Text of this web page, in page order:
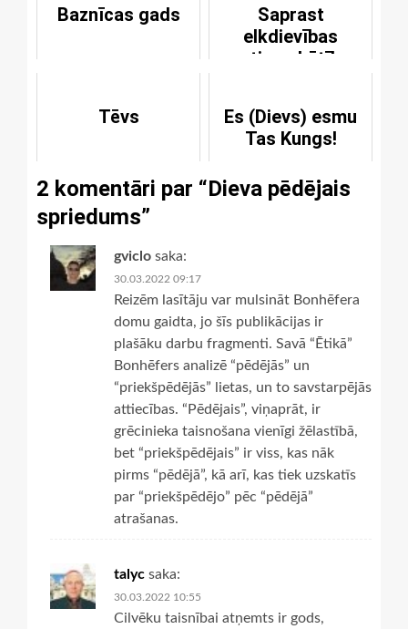
Baznīcas gads
Saprast
elkdievības
patieso būtību
Tēvs
Es (Dievs) esmu
Tas Kungs!
2 komentāri par “Dieva pēdējais
spriedums”
gviclo saka:
30.03.2022 09:17
Reizēm lasītāju var mulsināt Bonhēfera
domu gaidta, jo šīs publikācijas ir
plašāku darbu fragmenti. Savā “Ētikā”
Bonhēfers analizē “pēdējās” un
“priekšpēdējās” lietas, un to savstarpējās
attiecības. “Pēdējais”, viņaprāt, ir
grēcinieka taisnošana vienīgi žēlastībā,
bet “priekšpēdējais” ir viss, kas nāk
pirms “pēdējā”, kā arī, kas tiek uzskatīs
par “priekšpēdējo” pēc “pēdējā”
atrašanas.
talyc saka:
30.03.2022 10:55
Cilvēku taisnībai atņemts ir gods,